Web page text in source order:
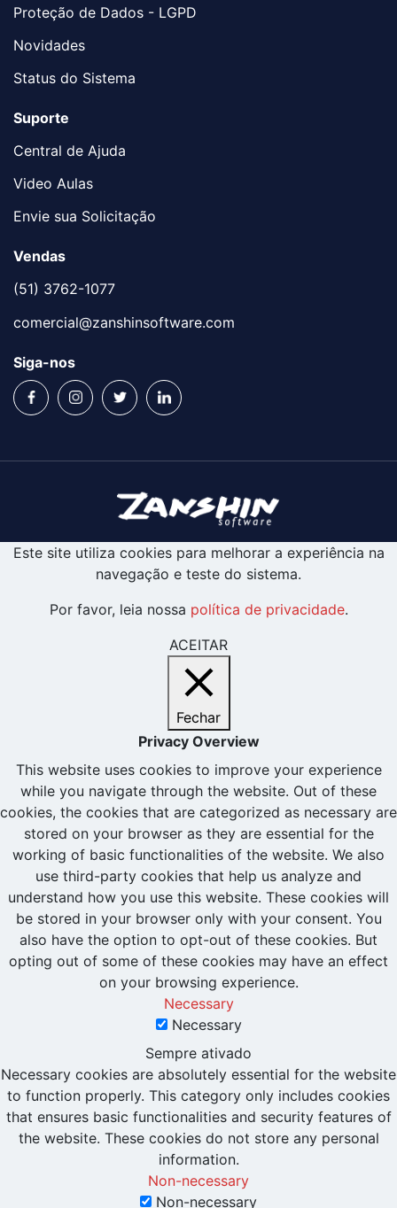
Proteção de Dados - LGPD
Novidades
Status do Sistema
Suporte
Central de Ajuda
Video Aulas
Envie sua Solicitação
Vendas
(51) 3762-1077
comercial@zanshinsoftware.com
Siga-nos
Este site utiliza cookies para melhorar a experiência na
navegação e teste do sistema.
Por favor, leia nossa política de privacidade.
ACEITAR
Fechar
Privacy Overview
This website uses cookies to improve your experience
while you navigate through the website. Out of these
cookies, the cookies that are categorized as necessary are
stored on your browser as they are essential for the
working of basic functionalities of the website. We also
use third-party cookies that help us analyze and
understand how you use this website. These cookies will
be stored in your browser only with your consent. You
also have the option to opt-out of these cookies. But
opting out of some of these cookies may have an effect
on your browsing experience.
Necessary
Necessary
Sempre ativado
Necessary cookies are absolutely essential for the website
to function properly. This category only includes cookies
that ensures basic functionalities and security features of
the website. These cookies do not store any personal
information.
Non-necessary
Non-necessary